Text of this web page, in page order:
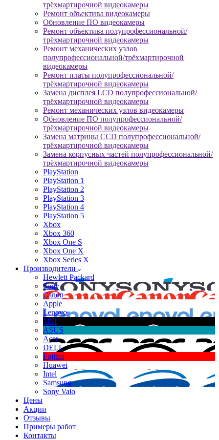
трёхмартирочной видеокамеры
Ремонт объектива видеокамеры
Обновление ПО видеокамеры
Ремонт объектива полупрофессиональной/
трёхмартирочной видеокамеры
Ремонт механических узлов
полупрофессиональной/трёхмартирочной
видеокамеры
Ремонт платы полупрофессиональной/
трёхмартирочной видеокамеры
Замена дисплея LCD полупрофессиональной/
трёхмартирочной видеокамеры
Ремонт механических узлов видеокамеры
Обновление ПО полупрофессиональной/
трёхмартирочной видеокамеры
Замена матрицы CCD полупрофессиональной/
трёхмартирочной видеокамеры
Замена корпусных частей полупрофессиональной/
трёхмартирочной видеокамеры
PlayStation
PlayStation 1
PlayStation 2
PlayStation 3
PlayStation 4
PlayStation 5
Xbox
Xbox 360
Xbox One S
Xbox One X
Xbox Series X
Производители
Hewlett Packard
Sony
Canon
Apple
Lenovo
MSI
ASUS
Acer
DELL
Fujitsu
Huawei
Intel
Samsung
Sony Vaio
Цены
Акции
Отзывы
Примеры работ
Контакты